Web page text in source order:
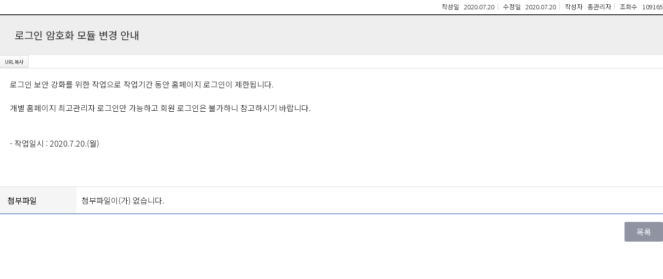
작성일 2020.07.20 수정일 2020.07.20 작성자 총관리자 조회수 109165
로그인 암호화 모듈 변경 안내
로그인 보안 강화를 위한 작업으로 작업기간 동안 홈페이지 로그인이 제한됩니다.
개별 홈페이지 최고관리자 로그인만 가능하고 회원 로그인은 불가하니 참고하시기 바랍니다.
- 작업일시 : 2020.7.20.(월)
첨부파일 첨부파일이(가) 없습니다.